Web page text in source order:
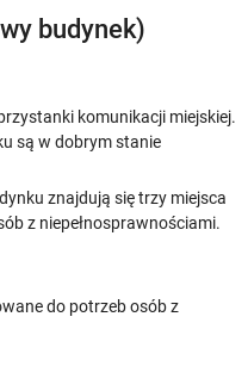
budynek)
komunikacji miejskiej.
są w dobrym stanie
znajdują się trzy miejsca
z niepełnosprawnościami.
do potrzeb osób z